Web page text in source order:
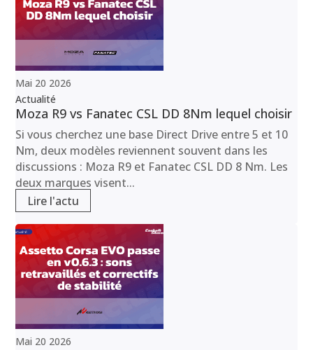
Mai 20 2026
Actualité
Moza R9 vs Fanatec CSL DD 8Nm lequel choisir
Si vous cherchez une base Direct Drive entre 5 et 10
Nm, deux modèles reviennent souvent dans les
discussions : Moza R9 et Fanatec CSL DD 8 Nm. Les
deux marques visent...
Lire l'actu
Mai 20 2026